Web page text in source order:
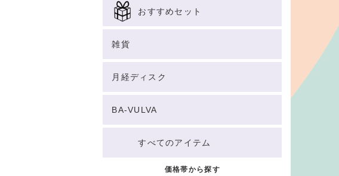
おすすめセット
雑貨
月経ディスク
BA-VULVA
すべてのアイテム
価格帯から探す